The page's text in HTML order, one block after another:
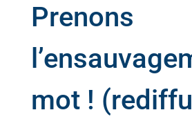
Prenons
mot !